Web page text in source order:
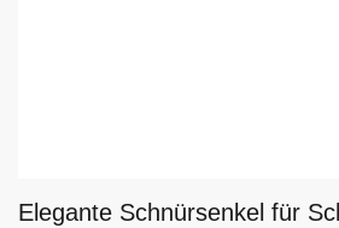
Elegante Schnürsenkel für